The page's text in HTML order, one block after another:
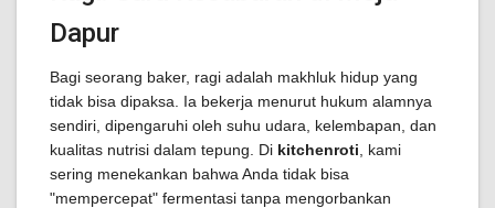
Dapur
Bagi seorang baker, ragi adalah makhluk hidup yang
tidak bisa dipaksa. Ia bekerja menurut hukum alamnya
sendiri, dipengaruhi oleh suhu udara, kelembapan, dan
kualitas nutrisi dalam tepung. Di kitchenroti , kami
sering menekankan bahwa Anda tidak bisa
"mempercepat" fermentasi tanpa mengorbankan